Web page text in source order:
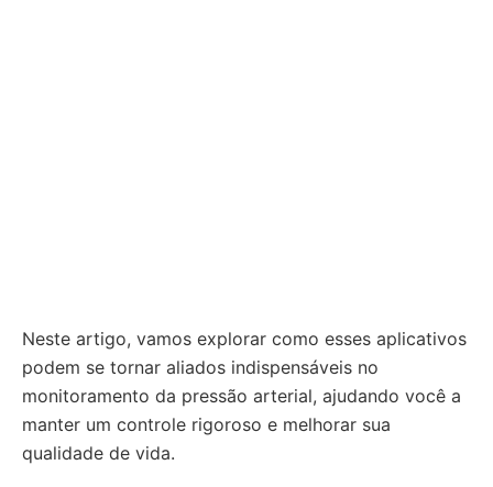
Neste artigo, vamos explorar como esses aplicativos
podem se tornar aliados indispensáveis no
monitoramento da pressão arterial, ajudando você a
manter um controle rigoroso e melhorar sua
qualidade de vida.